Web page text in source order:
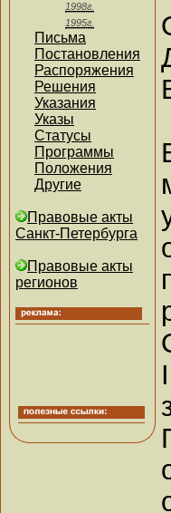
1998г.
1995г.
Письма
Постановления
Распоряжения
Решения
Указания
Указы
Статусы
Программы
Положения
Другие
Правовые акты
Санкт-Петербурга
Правовые акты
регионов